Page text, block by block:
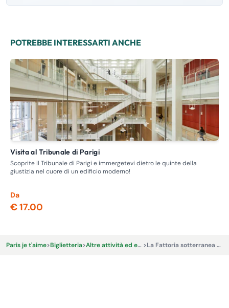
POTREBBE INTERESSARTI ANCHE
Visita al Tribunale di Parigi
Scoprite il Tribunale di Parigi e immergetevi dietro le quinte della
giustizia nel cuore di un edificio moderno!
Da
€ 17.00
Paris je t'aime>Biglietteria> Altre attività ed esperienze > La Fattoria sotterranea - Interkultur